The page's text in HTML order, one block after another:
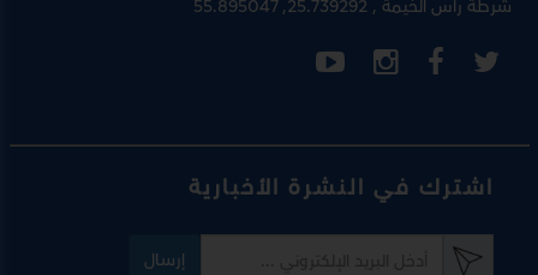
شرطة رأس الخيمة, 25.739292, 55.895047
اشترك في النشرة الأخبارية
إرسال